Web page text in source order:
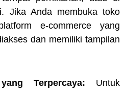
Jika Anda membuka toko
e-commerce yang
dan memiliki tampilan
Terpercaya: Untuk